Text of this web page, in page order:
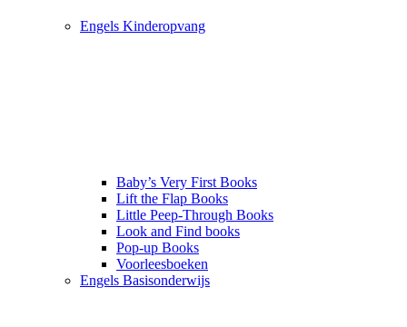
Engels Kinderopvang
Baby’s Very First Books
Lift the Flap Books
Little Peep-Through Books
Look and Find books
Pop-up Books
Voorleesboeken
Engels Basisonderwijs